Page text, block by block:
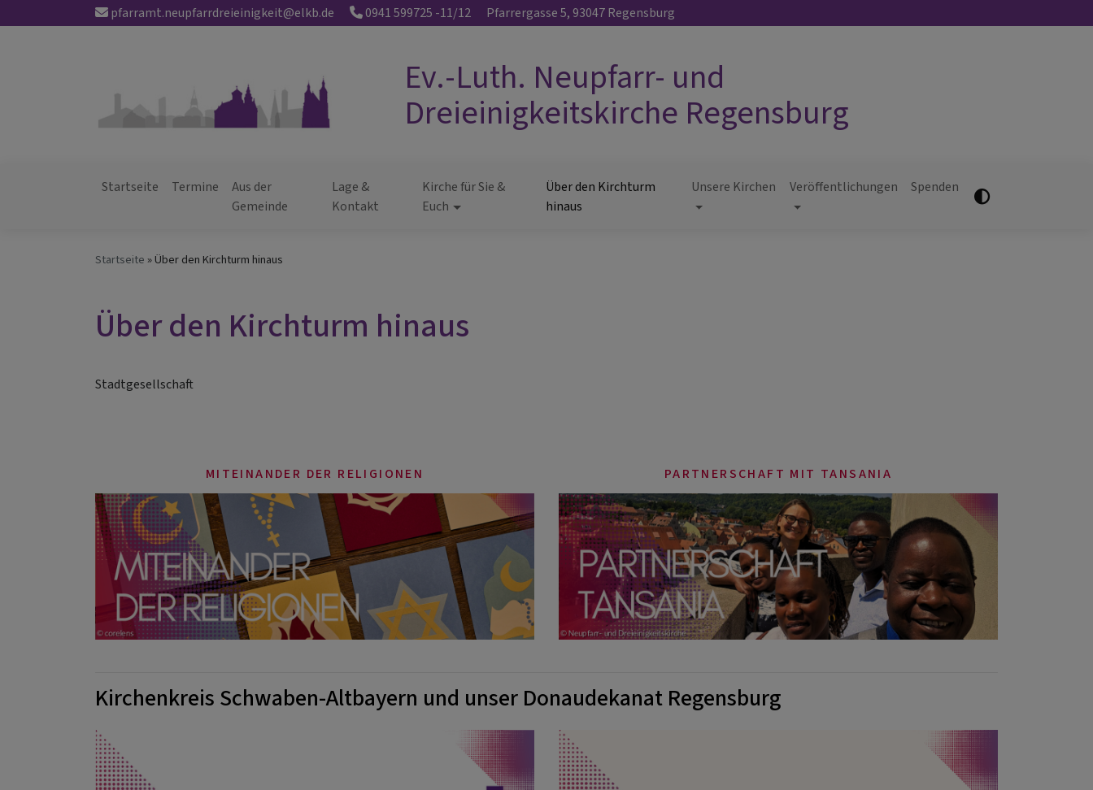
zum
pfarramt.neupfarrdreieinigkeit@elkb.de 0941 599725 -11/12 Pfarrergasse 5, 93047 Regensburg
Ev.-Luth. Neupfarr- und
Dreieinigkeitskirche Regensburg
Hauptnavigation
Startseite Termine
Aus der
Gemeinde
Lage &
Kontakt
Kirche für Sie &
Euch
Über den Kirchturm
hinaus
Unsere Kirchen Veröffentlichungen Spenden
Startseite Über den Kirchturm hinaus
Über den Kirchturm hinaus
Stadtgesellschaft
MITEINANDER DER RELIGIONEN PARTNERSCHAFT MIT TANSANIA
Kirchenkreis Schwaben-Altbayern und unser Donaudekanat Regensburg